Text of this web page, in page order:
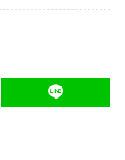
金
取金額にご納
金が可能で